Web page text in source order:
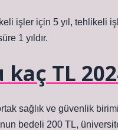
işler için 5 yıl, tehlikeli
1 yıldır.
TL
sağlık ve güvenlik
bedeli 200 TL,